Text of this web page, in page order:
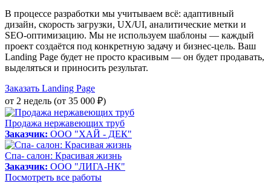
В процессе разработки мы учитываем всё: адаптивный
дизайн, скорость загрузки, UX/UI, аналитические метки и
SEO-оптимизацию. Мы не используем шаблоны — каждый
проект создаётся под конкретную задачу и бизнес-цель. Ваш
Landing Page будет не просто красивым — он будет продавать,
выделяться и приносить результат.
Заказать Landing Page
от 2 недель (от 35 000 ₽)
Продажа нержавеющих труб
Заказчик: ООО "ХАЙ - ДЕК"
Спа- салон: Красивая жизнь
Заказчик: ООО "ЛИГА-НК"
Посмотреть все работы